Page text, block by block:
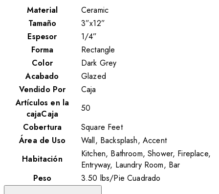
Material
Ceramic
Tamaño
3”x12”
Espesor
1/4”
Forma
Rectangle
Color
Dark Grey
Acabado
Glazed
Vendido Por
Caja
Artículos en la
cajaCaja
50
Cobertura
Square Feet
Área de Uso
Wall, Backsplash, Accent
Habitación
Kitchen, Bathroom, Shower, Fireplace,
Entryway, Laundry Room, Bar
Peso
3.50 lbs/Pie Cuadrado